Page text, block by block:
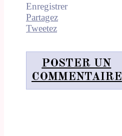
Enregistrer
Partagez
Tweetez
POSTER UN
COMMENTAIRE